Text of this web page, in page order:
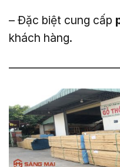
– Đặc biệt cung cấp
khách hàng.